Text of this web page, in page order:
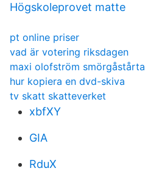
Högskoleprovet matte
pt online priser
vad är votering riksdagen
maxi olofström smörgåstårta
hur kopiera en dvd-skiva
tv skatt skatteverket
xbfXY
GIA
RduX